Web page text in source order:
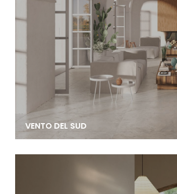
VENTO DEL SUD